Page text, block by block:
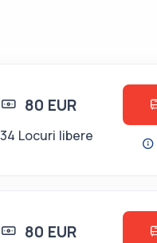
80 EUR
34 Locuri libere
80 EUR